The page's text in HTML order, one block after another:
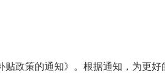
贴政策的通知》。根据通知，为更好